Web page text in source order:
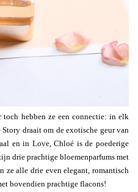
toch hebben ze een connectie: in elk
draait om de exotische geur van
en in Love, Chloé is de poederige
drie prachtige bloemenparfums met
alle drie even elegant, romantisch
bovendien prachtige flacons!